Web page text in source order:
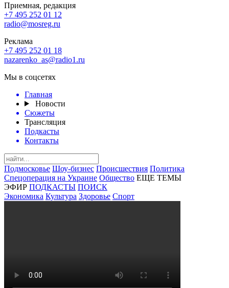
Приемная, редакция
+7 495 252 01 12
radio@mosreg.ru
Реклама
+7 495 252 01 18
nazarenko_as@radio1.ru
Мы в соцсетях
Главная
Новости
Сюжеты
Трансляция
Подкасты
Контакты
Подмосковье Шоу-бизнес Происшествия Политика
Спецоперация на Украине Общество ЕЩЕ ТЕМЫ
ЭФИР ПОДКАСТЫ ПОИСК
Экономика Культура Здоровье Спорт